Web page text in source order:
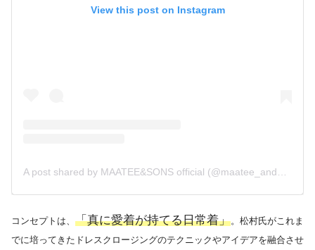
View this post on Instagram
A post shared by MAATEE&SONS official (@maatee_and_sons)
コンセプトは、 「真に愛着が持てる日常着」。松村氏がこれま
でに培ってきたドレスクロージングのテクニックやアイデアを融合させ